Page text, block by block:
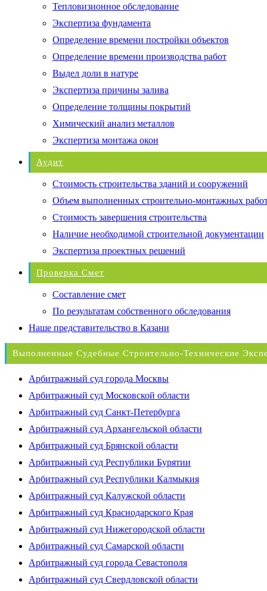
Тепловизионное обследование
Экспертиза фундамента
Определение времени постройки объектов
Определение времени производства работ
Выдел доли в натуре
Экспертиза причины залива
Определение толщины покрытий
Химический анализ металлов
Экспертиза монтажа окон
Аудит
Стоимость строительства зданий и сооружений
Объем выполненных строительно-монтажных
Стоимость завершения строительства
Наличие необходимой строительной документации
Экспертиза проектных решений
Проверка Смет
Составление смет
По результатам собственного обследования
Наше представительство в Казани
Выполненные Судебные Строительно-Технические
Арбитражный суд города Москвы
Арбитражный суд Московской области
Арбитражный суд Санкт-Петербурга
Арбитражный суд Архангельской области
Арбитражный суд Брянской области
Арбитражный суд Республики Бурятии
Арбитражный суд Республики Калмыкия
Арбитражный суд Калужской области
Арбитражный суд Краснодарского Края
Арбитражный суд Нижегородской области
Арбитражный суд Самарской области
Арбитражный суд города Севастополя
Арбитражный суд Свердловской области